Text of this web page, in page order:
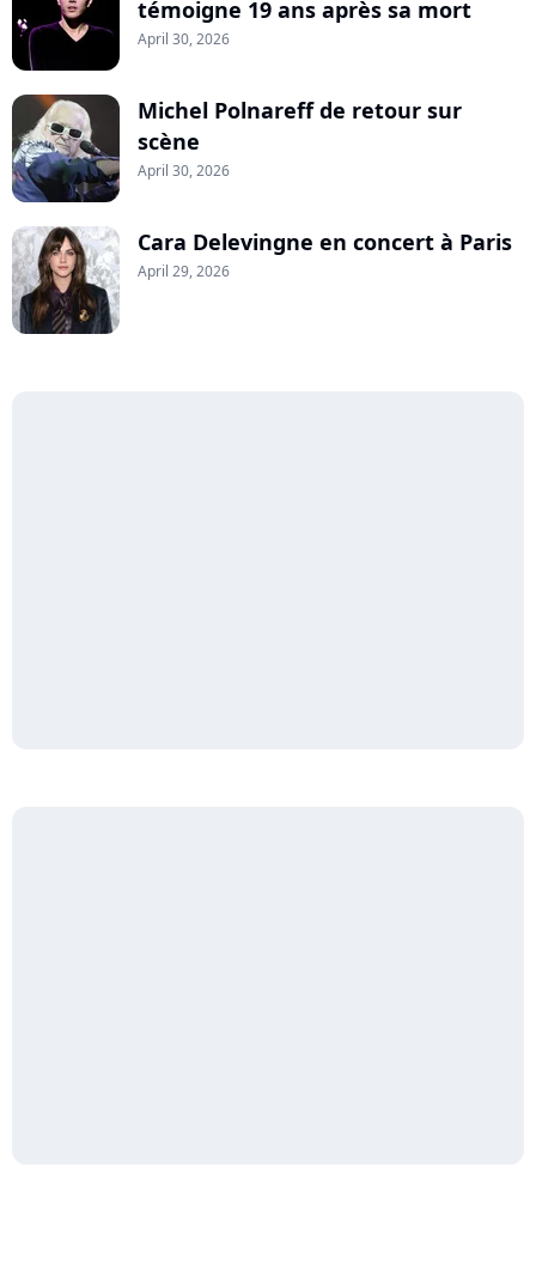
témoigne 19 ans après sa mort
April 30, 2026
Michel Polnareff de retour sur
scène
April 30, 2026
Cara Delevingne en concert à Paris
April 29, 2026